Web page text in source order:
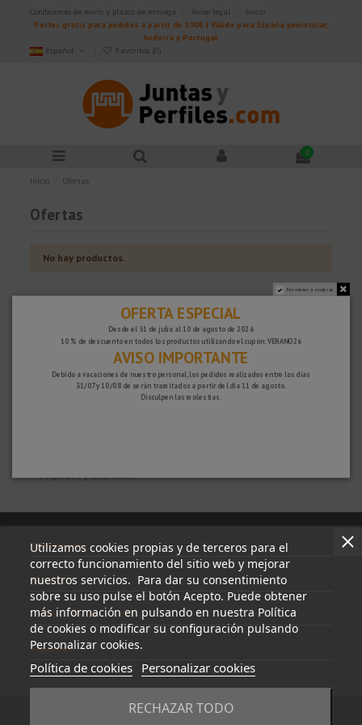
Condiciones de envío y plazos de entrega Aviso legal
Inicio
Portes gratis para pedidos a partir de 100€ | Válido para España peninsular,
Andorra y Portugal.
Español
Favoritos (0)
0
Inicio Ofertas
Ofertas
No hay productos.
Cantoneras, cenefas y escocias
Rodapiés y escocias
Peldaños para escaleras
Accesibilidad y seguridad
Láminas y aislamiento
Felpudos y alfombras
Utilizamos cookies propias y de terceros para el
correcto funcionamiento del sitio web y mejorar
nuestros servicios. Para dar su consentimiento
sobre su uso pulse el botón Acepto. Puede obtener
más información en pulsando en nuestra Política
de cookies o modificar su configuración pulsando
Personalizar cookies.
Política de cookies Personalizar cookies
RECHAZAR TODO
Información
Mi cuenta
Información de contacto
Síguenos
No volver a mostrar.
OFERTA ESPECIAL
Desde el 31 de julio al 10 de agosto de 2026
10 % de descuento en todos los productos utilizando el cupón: VERANO26
AVISO IMPORTANTE
Debido a vacaciones de nuestro personal, los pedidos realizados entre los días
31/07 y 10/08 de serán tramitados a partir del día 11 de agosto.
Disculpen las molestias.